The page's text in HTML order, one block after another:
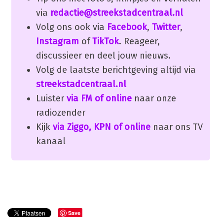
via redactie@streekstadcentraal.nl
Volg ons ook via Facebook, Twitter,
Instagram ofTikTok. Reageer,
discussieer en deel jouw nieuws.
Volg de laatste berichtgeving altijd via
streekstadcentraal.nl
Luister via FM of onlinenaar onze
radiozender
Kijk via Ziggo, KPN of onlinenaar ons TV
kanaal
Save